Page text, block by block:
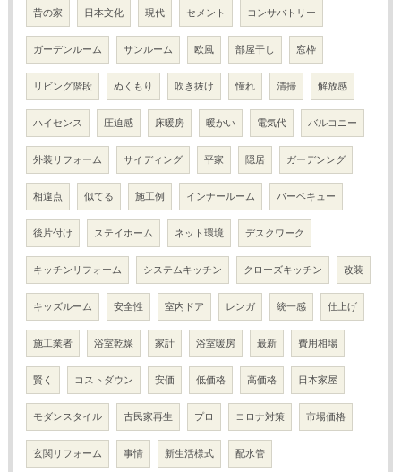
昔の家 日本文化 現代 セメント コンサバトリー
ガーデンルーム サンルーム 欧風 部屋干し 窓枠
リビング階段 ぬくもり 吹き抜け 憧れ 清掃 解放感
ハイセンス 圧迫感 床暖房 暖かい 電気代 バルコニー
外装リフォーム サイディング 平家 隠居 ガーデンング
相違点 似てる 施工例 インナールーム バーベキュー
後片付け ステイホーム ネット環境 デスクワーク
キッチンリフォーム システムキッチン クローズキッチン 改装
キッズルーム 安全性 室内ドア レンガ 統一感 仕上げ
施工業者 浴室乾燥 家計 浴室暖房 最新 費用相場
賢く コストダウン 安価 低価格 高価格 日本家屋
モダンスタイル 古民家再生 プロ コロナ対策 市場価格
玄関リフォーム 事情 新生活様式 配水管